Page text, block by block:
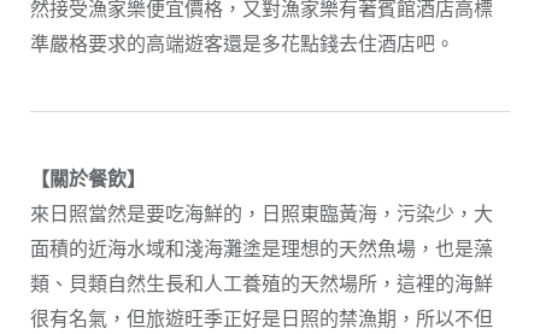
然接受漁家樂便宜價格，又對漁家樂有著賓館酒店高標
準嚴格要求的高端遊客還是多花點錢去住酒店吧。
【關於餐飲】
來日照當然是要吃海鮮的，日照東臨黃海，污染少，大
面積的近海水域和淺海灘塗是理想的天然魚場，也是藻
類、貝類自然生長和人工養殖的天然場所，這裡的海鮮
很有名氣，但旅遊旺季正好是日照的禁漁期，所以不但